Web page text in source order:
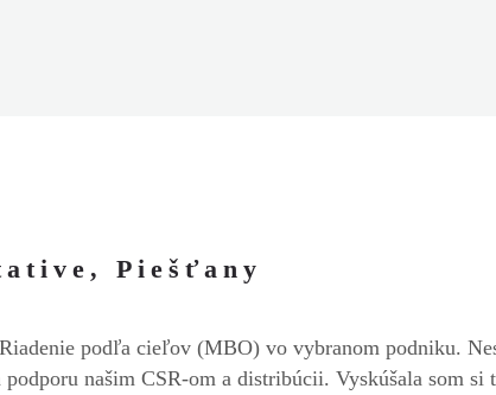
Piešťany
podľa cieľov (MBO) vo vybranom podniku.
našim CSR-om a distribúcii. Vyskúšala som si